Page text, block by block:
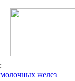
желез